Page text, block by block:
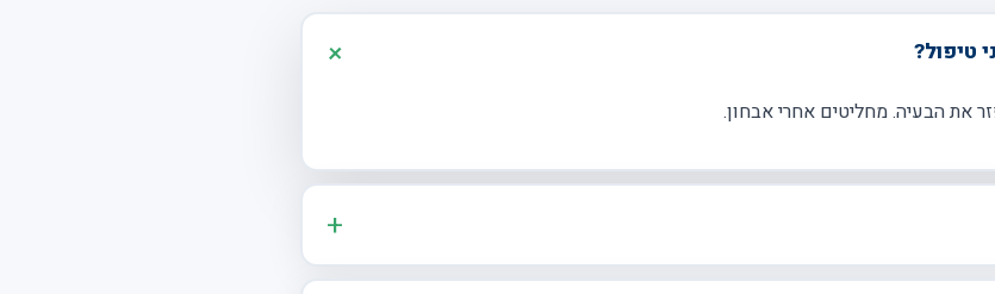
טיפול?
את הבעיה. מחליטים אחרי אבחון.